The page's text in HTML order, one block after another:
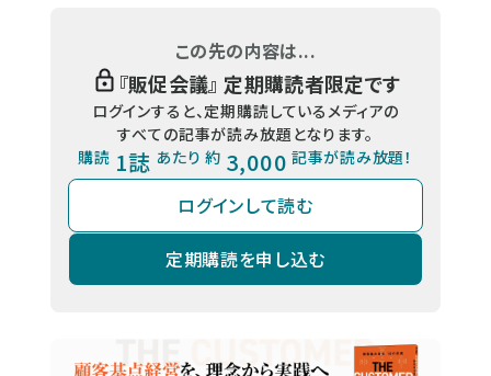
この先の内容は...
『販促会議』 定期購読者限定です
ログインすると、定期購読しているメディアの
すべての記事が読み放題となります。
購読 1誌 あたり 約 3,000 記事が読み放題！
ログインして読む
定期購読を申し込む